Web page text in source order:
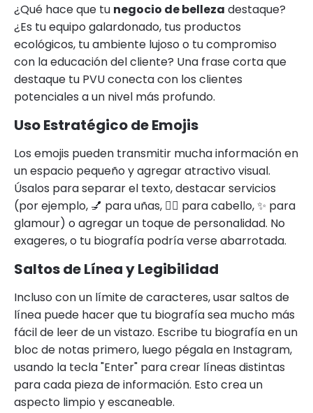
¿Qué hace que tu negocio de belleza destaque?
¿Es tu equipo galardonado, tus productos
ecológicos, tu ambiente lujoso o tu compromiso
con la educación del cliente? Una frase corta que
destaque tu PVU conecta con los clientes
potenciales a un nivel más profundo.
Uso Estratégico de Emojis
Los emojis pueden transmitir mucha información en
un espacio pequeño y agregar atractivo visual.
Úsalos para separar el texto, destacar servicios
(por ejemplo, 💅 para uñas, 💇‍♀️ para cabello, ✨ para
glamour) o agregar un toque de personalidad. No
exageres, o tu biografía podría verse abarrotada.
Saltos de Línea y Legibilidad
Incluso con un límite de caracteres, usar saltos de
línea puede hacer que tu biografía sea mucho más
fácil de leer de un vistazo. Escribe tu biografía en un
bloc de notas primero, luego pégala en Instagram,
usando la tecla "Enter" para crear líneas distintas
para cada pieza de información. Esto crea un
aspecto limpio y escaneable.